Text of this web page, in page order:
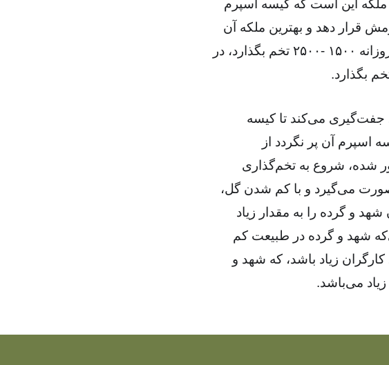
می‌‍‌کند، هدف ملکه این است که کیسه اسپرم
اسپرمش قرار دهد و بهترین ملکه آن
است که کیسه اسپرم آن مملو از اسپرم زنبورهای نر باشد که روزانه ۱۵۰۰ -۲۵۰۰ تخم بگذارد، در
جفت‌گیری می‌کند تا کیسه
اسپرم آن پر نگردد از
شده، شروع به تخم‌گذاری
صورت می‌گیرد و با کم شدن گل،
شهد و گرده را به مقدار زیاد
شهد و گرده در طبیعت کم
زیاد باشد، که شهد و
زیاد می‌باشد.